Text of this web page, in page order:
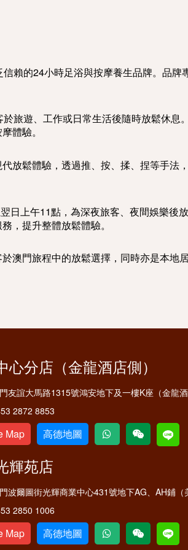
賴的24小時足浴與按摩養生品牌。品牌
旅遊、工作或日常生活後隨時放鬆休息
體驗。
放鬆體驗，透過推、按、揉、捏等手法
日上午11點，為深夜旅客、夜間娛樂後
，提升整體放鬆體驗。
澳門旅程中的放鬆選擇，同時亦是本地
心分店（金龍酒店側）
友誼大馬路1315號鴻安地下及一樓K座（金龍酒
2872 8853
Map 高德地圖
輝苑店
波爾圖街光輝商業中心431號地下AG、AH鋪（
2850 1006
Map 高德地圖